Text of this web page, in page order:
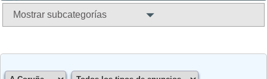
Mostrar subcategorías